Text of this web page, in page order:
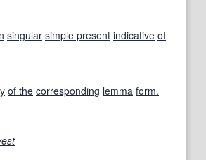
singular simple present indicative of
of the corresponding lemma form.